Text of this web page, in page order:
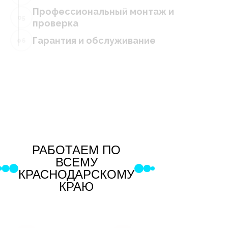
Профессиональный монтаж и
проверка
Гарантия и обслуживание
РАБОТАЕМ ПО
ВСЕМУ
КРАСНОДАРСКОМУ
КРАЮ